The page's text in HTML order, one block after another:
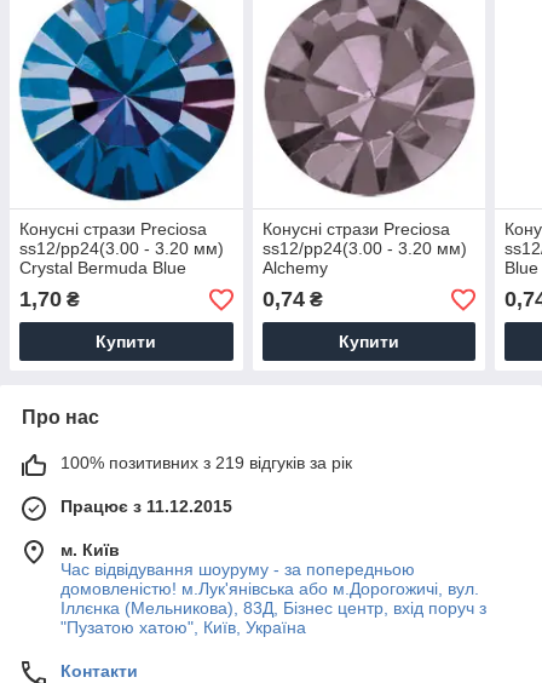
Конусні стрази Preciosa
ss12/pp24(3.00 - 3.20 мм)
Crystal Bermuda Blue
1,70 ₴
Купити
Конусні стрази Preciosa
ss12/pp24(3.00 - 3.20 мм)
Alchemy
0,74₴
Купити
Про нас
100% позитивних з 219 відгуків за рік
Працює з 11.12.2015
м. Київ
Час відвідування шоуруму - за попередньою
домовленістю! м.Лук'янівська або м.Дорогожичі, вул.
Іллєнка (Мельникова), 83Д, Бізнес центр, вхід поруч з
"Пузатою хатою", Київ, Україна
Контакти